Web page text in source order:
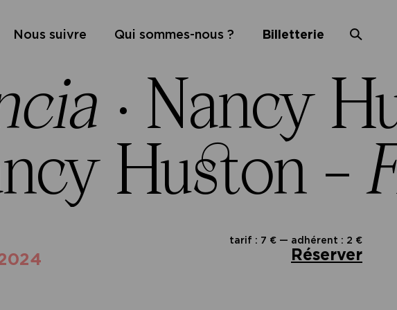
Nous suivre Qui sommes-nous ? Billetterie
· Nancy
Huston –
tarif : 7 € — adhérent : 2 €
Réserver